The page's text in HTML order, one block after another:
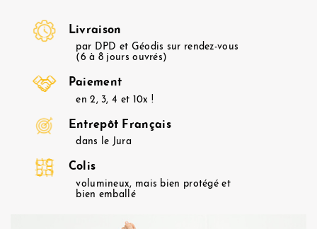
Livraison
par DPD et Géodis sur rendez-vous
(6 à 8 jours ouvrés)
Paiement
en 2, 3, 4 et 10x !
Entrepôt Français
dans le Jura
Colis
volumineux, mais bien protégé et
bien emballé